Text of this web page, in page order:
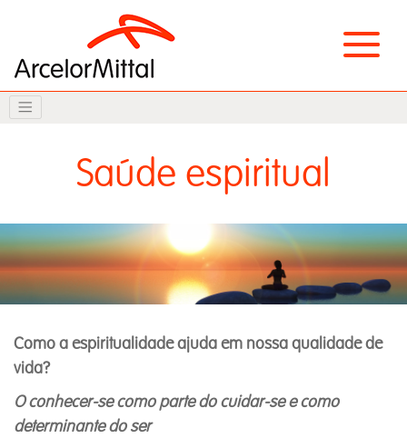
Saúde espiritual
Como a espiritualidade ajuda em nossa qualidade de
vida?
O conhecer-se como parte do cuidar-se e como
determinante do ser